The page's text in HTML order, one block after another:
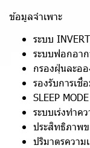
ข้อมูลจำเพาะ
ระบบ
ระบบฟอกอา
กรองฝุ่นละอ
รองรับการเ
SLEEP
ระบบเร่งทำ
ประสิทธิภาพ
ปริมาตรความ